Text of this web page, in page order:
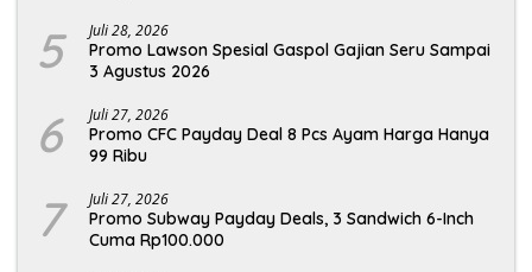
5 Juli 28, 2026
Promo Lawson Spesial Gaspol Gajian Seru Sampai
3 Agustus 2026
6 Juli 27, 2026
Promo CFC Payday Deal 8 Pcs Ayam Harga Hanya
99 Ribu
7 Juli 27, 2026
Promo Subway Payday Deals, 3 Sandwich 6-Inch
Cuma Rp100.000